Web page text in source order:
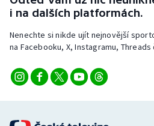
i na dalších platformách.
Nenechte si nikde ujít nejnovější
na Facebooku, X, Instagramu,